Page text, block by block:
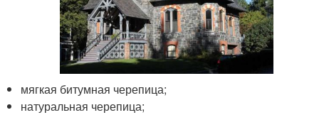
мягкая битумная черепица;
натуральная черепица;